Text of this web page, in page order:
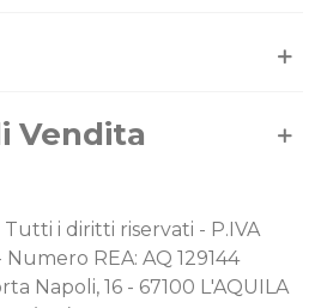
Vendita
- Tutti i diritti riservati - P.IVA
Numero REA: AQ 129144
Napoli, 16 - 67100 L'AQUILA